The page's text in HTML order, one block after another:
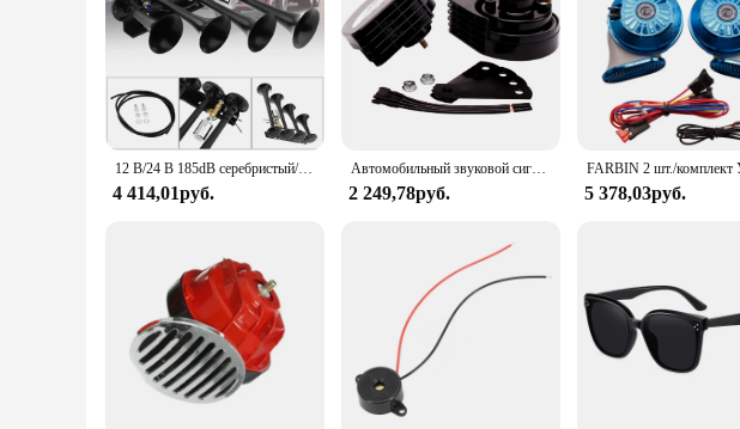
12 В/24 В 185dB серебристый/черный супер громкий четыре трубы автомобильный воздушный гудок для автомобиля транспортного средства грузовика поезда лодки мотоцикла автомобилей
4 414,01руб.
Автомобильный звуковой сигнал FARBIN 12 В водонепроницаемый звуковой сигнал улитки громкий двухцветный Электрический звуковой сигнал с релейным креплением комплект сигнала тревоги автомобильный аксессуар
2 249,78руб. 5 378,03руб.